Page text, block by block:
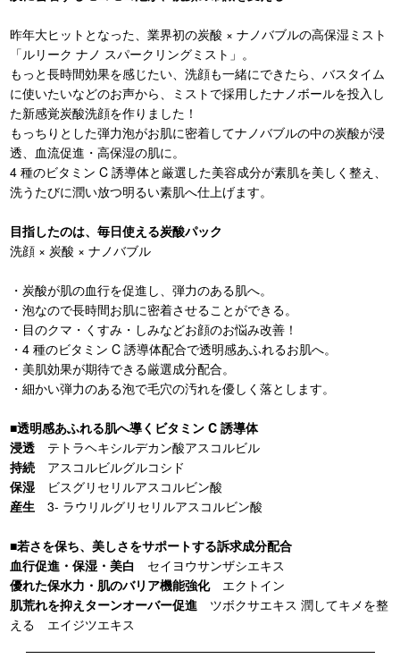
昨年大ヒットとなった、業界初の炭酸 × ナノバブルの高保湿ミスト
「ルリーク ナノ スパークリングミスト」。
もっと長時間効果を感じたい、洗顔も一緒にできたら、バスタイム
に使いたいなどのお声から、ミストで採用したナノボールを投入し
た新感覚炭酸洗顔を作りました！
もっちりとした弾力泡がお肌に密着してナノバブルの中の炭酸が浸
透、血流促進・高保湿の肌に。
4 種のビタミン C 誘導体と厳選した美容成分が素肌を美しく整え、
洗うたびに潤い放つ明るい素肌へ仕上げます。
目指したのは、毎日使える炭酸パック
洗顔 × 炭酸 × ナノバブル
・炭酸が肌の血行を促進し、弾力のある肌へ。
・泡なので長時間お肌に密着させることができる。
・目のクマ・くすみ・しみなどお顔のお悩み改善！
・4 種のビタミン C 誘導体配合で透明感あふれるお肌へ。
・美肌効果が期待できる厳選成分配合。
・細かい弾力のある泡で毛穴の汚れを優しく落とします。
■透明感あふれる肌へ導くビタミン C 誘導体
浸透 テトラヘキシルデカン酸アスコルビル
持続 アスコルビルグルコシド
保湿 ビスグリセリルアスコルビン酸
産生 3- ラウリルグリセリルアスコルビン酸
■若さを保ち、美しさをサポートする訴求成分配合
血行促進・保湿・美白
セイヨウサンザシエキス
優れた保水力・肌のバリア機能強化エクトイン
肌荒れを抑えターンオーバー促進 ツボクサエキス 潤してキメを整
える エイジツエキス